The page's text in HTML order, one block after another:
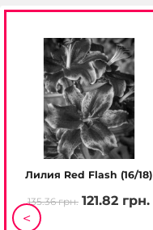
<
Лилия Red Flash (16/18)
135.36 грн. 121.82 грн.